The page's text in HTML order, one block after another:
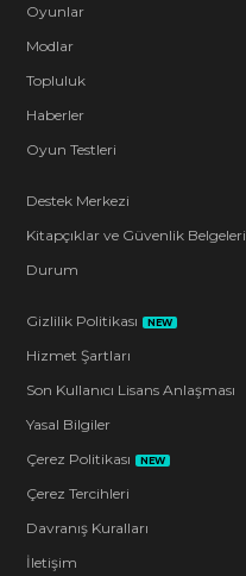
Oyunlar
Modlar
Topluluk
Haberler
Oyun Testleri
Destek Merkezi
Kitapçıklar ve Güvenlik Belgeleri
Durum
Gizlilik Politikası NEW
Hizmet Şartları
Son Kullanıcı Lisans Anlaşması
Yasal Bilgiler
Çerez Politikası
NEW
Çerez Tercihleri
Davranış Kuralları
İletişim